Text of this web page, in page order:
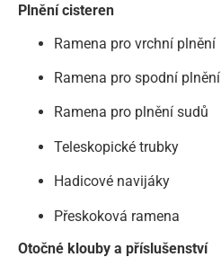
Plnění cisteren
Ramena pro vrchní plnění
Ramena pro spodní plnění
Ramena pro plnění sudů
Teleskopické trubky
Hadicové navijáky
Přeskoková ramena
Otočné klouby a příslušenství